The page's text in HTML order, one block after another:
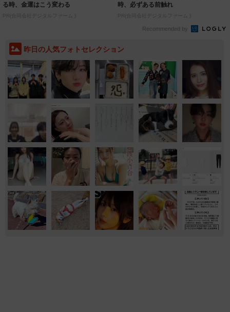
る時、金運はこう変わる
PR(合同会社デジタルファーム )
時、必ずある前触れ
PR(合同会社デジタルファーム )
Recommended by
昨日の人気フォトセレクション